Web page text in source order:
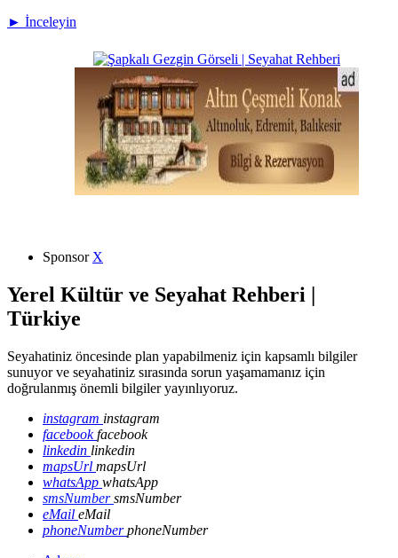
► İnceleyin
Sponsor X
Yerel Kültür ve Seyahat Rehberi |
Türkiye
Seyahatiniz öncesinde plan yapabilmeniz için kapsamlı bilgiler
sunuyor ve seyahatiniz sırasında sorun yaşamamanız için
doğrulanmış önemli bilgiler yayınlıyoruz.
instagram instagram
facebookfacebook
linkedin linkedin
mapsUrl mapsUrl
whatsApp whatsApp
smsNumbersmsNumber
eMail eMail
phoneNumberphoneNumber